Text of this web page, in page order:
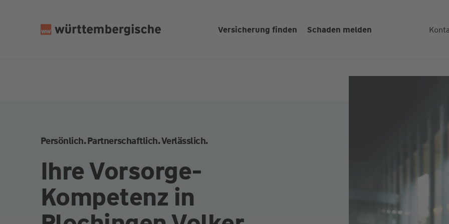
Versicherung finden Schaden melden
Persönlich. Partnerschaftlich. Verlässlich.
Ihre Vorsorge-
Kompetenz in